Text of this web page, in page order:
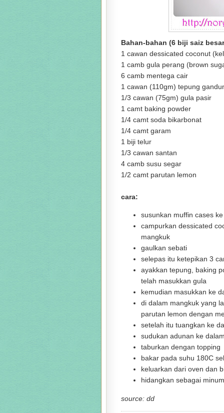
Bahan-bahan (6 biji saiz
1 cawan dessicated coconut
1 camb gula perang (brown
6 camb mentega cair
1 cawan (110gm) tepung
1/3 cawan (75gm) gula pasir
1 camt baking powder
1/4 camt soda bikarbonat
1/4 camt garam
1 biji telur
1/3 cawan santan
4 camb susu segar
1/2 camt parutan lemon
cara:
susunkan muffin cases
campurkan dessicated
mangkuk
gaulkan sebati
selepas itu ketepikan 3
ayakkan tepung, baking
telah masukkan gula
kemudian masukkan ke
di dalam mangkuk yang
parutan lemon dengan
setelah itu tuangkan ke
sudukan adunan ke
taburkan dengan topping
bakar pada suhu 180C
keluarkan dari oven dan
hidangkan sebagai
source: dd